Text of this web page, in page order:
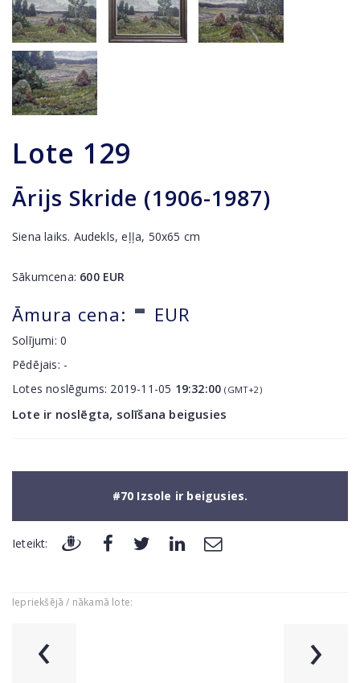
Lote 129
Ārijs Skride (1906-1987)
Siena laiks. Audekls, eļļa, 50x65 cm
Sākumcena: 600EUR
Āmura cena: - EUR
Solījumi:0
Pēdējais: -
Lotes noslēgums: 2019-11-05 19:32:00 (GMT+2)
Lote ir noslēgta, solīšana beigusies
#70 Izsole ir beigusies.
Ieteikt:
Iepriekšējā / nākamā lote:
‹ ›